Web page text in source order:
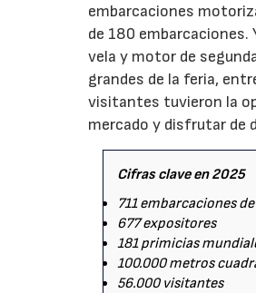
embarcaciones
de 180
vela y motor de
grandes de la feria,
visitantes tuvieron la
mercado y disfrutar de
Cifras clave en 2025
711 embarcaciones
677 expositores
181 primicias
100.000 metros
56.000 visitantes